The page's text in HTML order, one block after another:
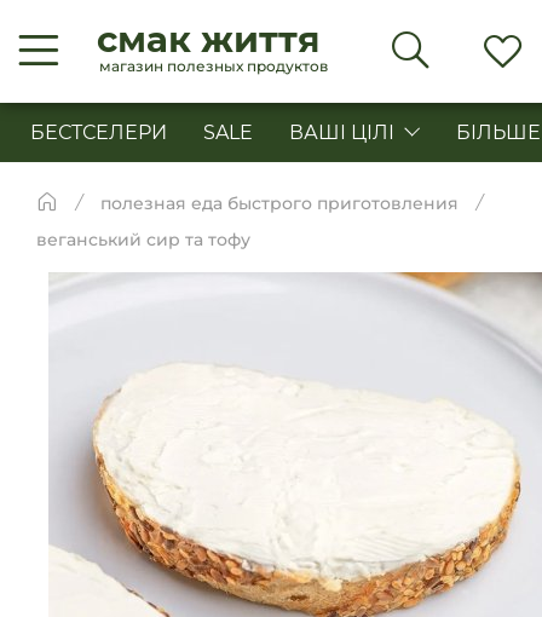
смак життя
магазин полезных продуктов
БЕСТСЕЛЕРИ SALE ВАШІ ЦІЛІ БІЛЬШЕ
полезная еда быстрого приготовления
веганський сир та тофу